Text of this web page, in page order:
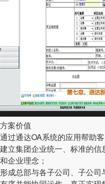
方案价值
通过通达OA系统的应用帮助客
建立集团企业统一、标准的
和企业理念；
形成总部与各子公司、子公